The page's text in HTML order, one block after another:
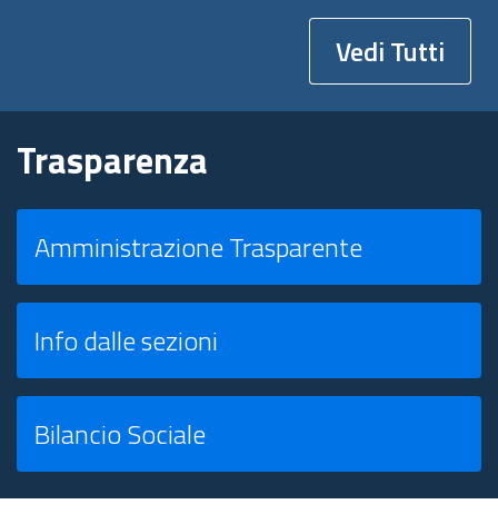
Vedi Tutti
Trasparenza
Amministrazione Trasparente
Info dalle sezioni
Bilancio Sociale